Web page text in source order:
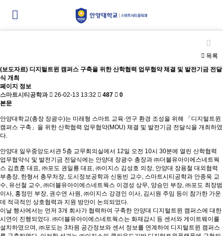
목록
(보도자료) 디지털트윈 캠퍼스 구축을 위한 산학협력 업무협약 체결 및 발전기금 전달
식 개최
페이지 정보
스마트시티공학과
26-02-13 13:32 487
0
본문
안양대학교(총장 장광수)는 미래형 스마트 교육·연구 환경 조성을 위해 「디지털트윈
캠퍼스 구축」을 위한 산학협력 업무협약(MOU) 체결 및 발전기금 전달식을 개최하였
다.
안양대 일우중앙도서관 5층 교무회의실에서 12일 오전 10시 30분에 열린 산학협력
업무협약식 및 발전기금 전달식에는 안양대 장광수 총장과 ㈜더블유아이에스네트웍
스 김효훈 대표, ㈜포도 권일룡 대표, ㈜이지스 김성호 의장, 안양대 장용철 대외협력
부총장, 한형서 총무처장, 도시정보공학과 신동빈 교수, 스마트시티공학과 안종욱 교
수, 유선철 교수, ㈜더블유아이에스네트웍스 이경성 상무, 양승민 부장, ㈜포도 최장범
이사, 홍정민 부장, 권수연 사원, ㈜이지스 강경인 이사, 김시원 주임 등이 참가한 가운
데 적극적인 상호협력과 지원 방안이 논의되었다.
이날 행사에서는 먼저 3개 회사가 협력하여 구축한 안양대 디지털트윈 캠퍼스에 대한
시연이 진행되었다. ㈜더블유아이에스네트웍스는 화재감시 등 센서와 게이트웨이를
설치하였으며, ㈜포도는 3차원 공간정보와 센서 정보를 연계하여 디지털트윈 캠퍼스